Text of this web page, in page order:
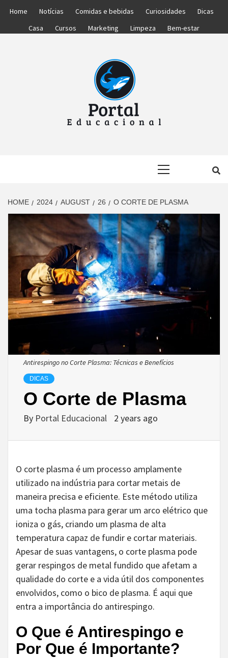
Home Notícias Comidas e bebidas Curiosidades
Dicas
Casa
Cursos Marketing Limpeza Bem-estar
HOME 2024 AUGUST 26 O CORTE DE PLASMA
Antirespingo no Corte Plasma: Técnicas e Benefícios
DICAS
O Corte de Plasma
By Portal Educacional 2 years ago
O corte plasma é um processo amplamente
utilizado na indústria para cortar metais de
maneira precisa e eficiente. Este método utiliza
uma tocha plasma para gerar um arco elétrico que
ioniza o gás, criando um plasma de alta
temperatura capaz de fundir e cortar materiais.
Apesar de suas vantagens, o corte plasma pode
gerar respingos de metal fundido que afetam a
qualidade do corte e a vida útil dos componentes
envolvidos, como o bico de plasma. É aqui que
entra a importância do antirespingo.
O Que é Antirespingo e
Por Que é Importante?